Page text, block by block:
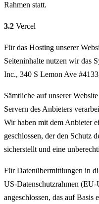
Rahmen statt.
3.2 Vercel
Für das Hosting unserer
Seiteninhalte nutzen wir das
Inc., 340 S Lemon Ave
Sämtliche auf unserer
Servern des Anbieters
Wir haben mit dem Anbieter
geschlossen, der den Schutz
sicherstellt und eine
Für Datenübermittlungen in
US-Datenschutzrahmen
angeschlossen, das auf Basis